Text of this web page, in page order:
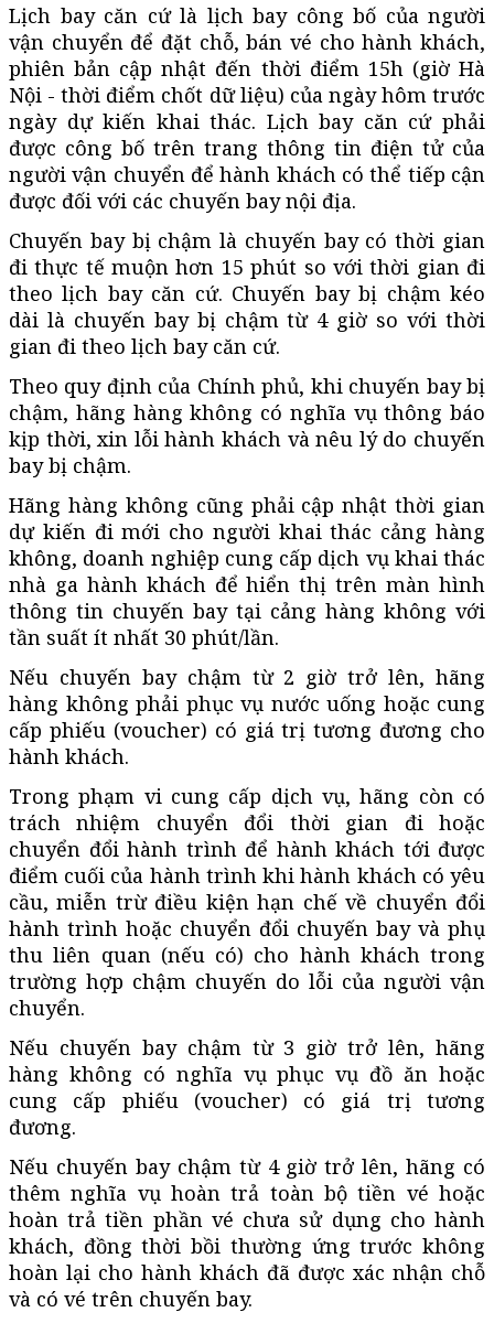
Lịch bay căn cứ là lịch bay công bố của người
vận chuyển để đặt chỗ, bán vé cho hành khách,
phiên bản cập nhật đến thời điểm 15h (giờ Hà
Nội - thời điểm chốt dữ liệu) của ngày hôm trước
ngày dự kiến khai thác. Lịch bay căn cứ phải
được công bố trên trang thông tin điện tử của
người vận chuyển để hành khách có thể tiếp cận
được đối với các chuyến bay nội địa.
Chuyến bay bị chậm là chuyến bay có thời gian
đi thực tế muộn hơn 15 phút so với thời gian đi
theo lịch bay căn cứ. Chuyến bay bị chậm kéo
dài là chuyến bay bị chậm từ 4 giờ so với thời
gian đi theo lịch bay căn cứ.
Theo quy định của Chính phủ, khi chuyến bay bị
chậm, hãng hàng không có nghĩa vụ thông báo
kịp thời, xin lỗi hành khách và nêu lý do chuyến
bay bị chậm.
Hãng hàng không cũng phải cập nhật thời gian
dự kiến đi mới cho người khai thác cảng hàng
không, doanh nghiệp cung cấp dịch vụ khai thác
nhà ga hành khách để hiển thị trên màn hình
thông tin chuyến bay tại cảng hàng không với
tần suất ít nhất 30 phút/lần.
Nếu chuyến bay chậm từ 2 giờ trở lên, hãng
hàng không phải phục vụ nước uống hoặc cung
cấp phiếu (voucher) có giá trị tương đương cho
hành khách.
Trong phạm vi cung cấp dịch vụ, hãng còn có
trách nhiệm chuyển đổi thời gian đi hoặc
chuyển đổi hành trình để hành khách tới được
điểm cuối của hành trình khi hành khách có yêu
cầu, miễn trừ điều kiện hạn chế về chuyển đổi
hành trình hoặc chuyển đổi chuyến bay và phụ
thu liên quan (nếu có) cho hành khách trong
trường hợp chậm chuyến do lỗi của người vận
chuyển.
Nếu chuyến bay chậm từ 3 giờ trở lên, hãng
hàng không có nghĩa vụ phục vụ đồ ăn hoặc
cung cấp phiếu (voucher) có giá trị tương
đương.
Nếu chuyến bay chậm từ 4 giờ trở lên, hãng có
thêm nghĩa vụ hoàn trả toàn bộ tiền vé hoặc
hoàn trả tiền phần vé chưa sử dụng cho hành
khách, đồng thời bồi thường ứng trước không
hoàn lại cho hành khách đã được xác nhận chỗ
và có vé trên chuyến bay.